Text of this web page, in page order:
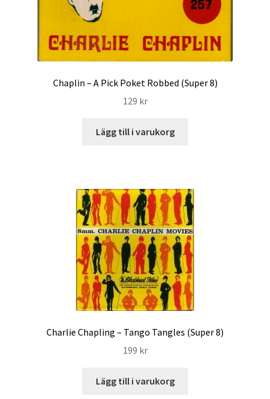
Chaplin – A Pick Poket Robbed (Super 8)
129 kr
Lägg till i varukorg
Charlie Chapling – Tango Tangles (Super 8)
199 kr
Lägg till i varukorg